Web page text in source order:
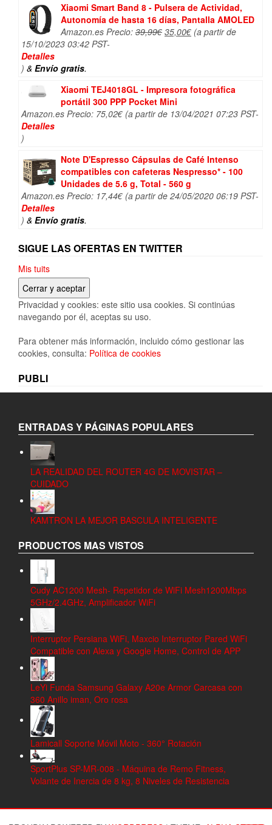
Xiaomi Smart Band 8 - Pulsera de Actividad,
Autonomía de hasta 16 días, Pantalla AMOLED
Amazon.es Precio: 39,99€ El
35,00€El(a partir de
15/10/2023 03:42 PST-
Detalles
) & Envío gratis.
Xiaomi TEJ4018GL - Impresora fotográfica
portátil 300 PPP Pocket Mini
Amazon.es Precio: 75,02€ (a partir de 13/04/2021 07:23 PST-
Detalles
)
Note D'Espresso Cápsulas de Café Intenso
compatibles con cafeteras Nespresso* - 100
Unidades de 5.6 g, Total - 560 g
Amazon.es Precio: 17,44€ (a partir de 24/05/2020 06:19 PST-
Detalles
) & Envío gratis.
SIGUE LAS OFERTAS EN TWITTER
Mis tuits
Privacidad y cookies: este sitio usa cookies. Si continúas
navegando por él, aceptas su uso.
Para obtener más información, incluido cómo gestionar las
cookies, consulta: Política de cookies
PUBLI
ENTRADAS Y PÁGINAS POPULARES
LA REALIDAD DEL ROUTER 4G DE MOVISTAR –
CUIDADO
KAMTRON LA MEJOR BASCULA INTELIGENTE
PRODUCTOS MAS VISTOS
Cudy AC1200 Mesh- Repetidor de WiFi Mesh1200Mbps
5GHz/2.4GHz, Amplificador WiFi
Interruptor Persiana WiFi, Maxcio Interruptor Pared WiFi
Compatible con Alexa y Google Home, Control de APP
LeYi Funda Samsung Galaxy A20e Armor Carcasa con
360 Anillo iman, Oro rosa
Lamicall Soporte Móvil Moto - 360° Rotación
SportPlus SP-MR-008 - Máquina de Remo Fitness,
Volante de Inercia de 8 kg, 8 Niveles de Resistencia